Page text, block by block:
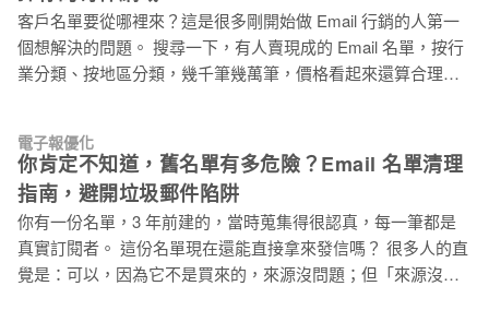
位數，代表市場中間水準。如果你的電子報開信率在 P50 以
上，你跑贏了一半的同業；如果在 P75 以上，你已經進入前
25%。 比起平均值，中位數不容易被極端值拉偏，更能真實反
客戶名單要從哪裡來？這是很多剛開始做 Email 行銷的人第一
個想解決的問題。 搜尋一下，有人賣現成的 Email 名單，按行
業分類、按地區分類，幾千筆幾萬筆，價格看起來還算合理。
效，更可能讓你的寄件網域被列入黑名單，影響往後每一封信
的到達率，還包括那些真正有意願看你信件的人。 「買名單就
能快速起跑」是 Email 行銷最危險的迷思 這個邏輯在十幾年前
或許說得通：名單數量夠大，多少能碰到幾個有興趣的人，廣
撒網，總會有魚上鉤。 但現在的 Email 收件環境已經完全不一
樣了。 Gmail、Yahoo、Outlook 這些主流信箱服務商，對寄件
電子報優化
你肯定不知道，舊名單有多危險？Email 名單清理
指南，避開垃圾郵件陷阱
你有一份名單，3 年前建的，當時蒐集得很認真，每一筆都是
真實訂閱者。 這份名單現在還能直接拿來發信嗎？ 很多人的直
覺是：可以，因為它不是買來的，來源沒問題；但「來源沒問